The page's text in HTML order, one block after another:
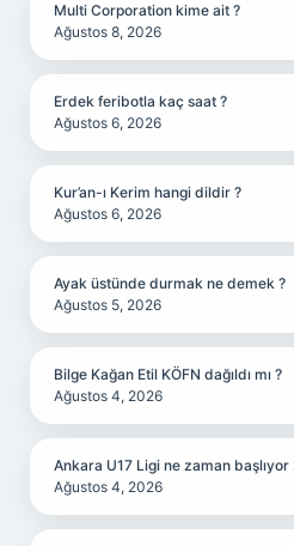
Multi Corporation kime ait ?
Ağustos 8, 2026
Erdek feribotla kaç saat ?
Ağustos 6, 2026
Kur’an-ı Kerim hangi dildir ?
Ağustos 6, 2026
Ayak üstünde durmak ne demek ?
Ağustos 5, 2026
Bilge Kağan Etil KÖFN dağıldı mı ?
Ağustos 4, 2026
Ankara U17 Ligi ne zaman başlıyor
Ağustos 4, 2026